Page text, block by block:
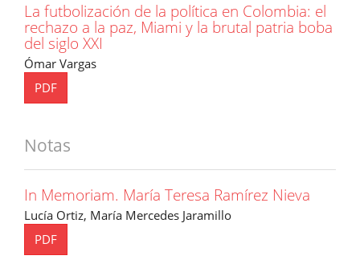
La futbolización de la política en Colombia: el
rechazo a la paz, Miami y la brutal patria boba
del siglo XXI
Ómar Vargas
PDF
Notas
In Memoriam. María Teresa Ramírez Nieva
Lucía Ortiz, María Mercedes Jaramillo
PDF